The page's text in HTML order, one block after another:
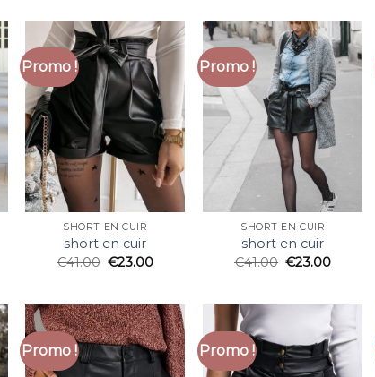
Promo !
SHORT EN CUIR
short en cuir
€41.00 €23.00
Promo !
SHORT EN CUIR
short en cuir
€41.00 €23.00
Promo ! Promo !